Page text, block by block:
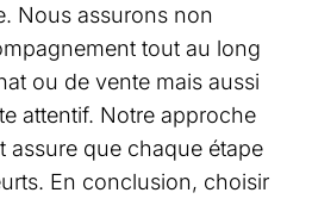
Nous assurons non
tout au long
ou de vente mais aussi
attentif. Notre approche
assure que chaque étape
En conclusion, choisir